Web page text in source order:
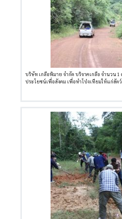
บริษัท เกลือพิมาย จำกัด บริจาคเกลือ จำนวน
ประโยชน์เพื่อสังคม เพื่อทำโป่งเทียมให้แก่สัต